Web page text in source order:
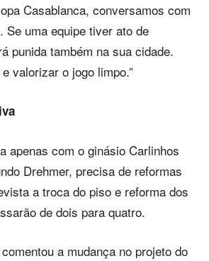
Casablanca, conversamos com
Se uma equipe tiver ato de
punida também na sua cidade.
valorizar o jogo limpo.”
apenas com o ginásio Carlinhos
Drehmer, precisa de reformas
a troca do piso e reforma dos
de dois para quatro.
a mudança no projeto do